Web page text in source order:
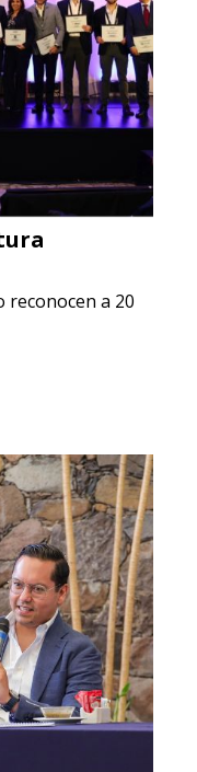
reconocen a 20